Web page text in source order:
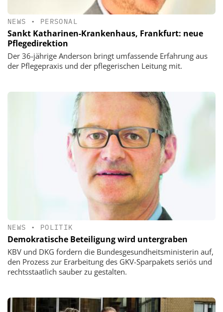
NEWS • PERSONAL
Sankt Katharinen-Krankenhaus, Frankfurt: neue
Pflegedirektion
Der 36-jährige Anderson bringt umfassende Erfahrung aus
der Pflegepraxis und der pflegerischen Leitung mit.
NEWS • POLITIK
Demokratische Beteiligung wird untergraben
KBV und DKG fordern die Bundesgesundheitsministerin auf,
den Prozess zur Erarbeitung des GKV-Sparpakets seriös und
rechtsstaatlich sauber zu gestalten.